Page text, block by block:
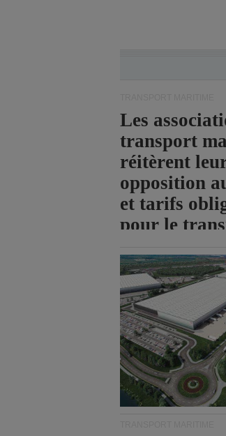
Les
transport
réitèrent
opposition
et tarifs
pour le